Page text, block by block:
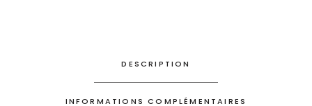
DESCRIPTION
INFORMATIONS COMPLÉMENTAIRES